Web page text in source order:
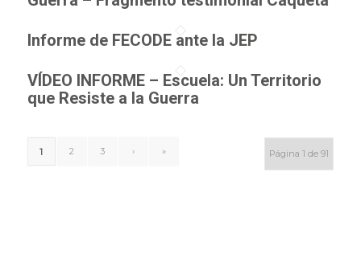
Informe de FECODE ante la JEP
VÍDEO INFORME – Escuela: Un Territorio
que Resiste a la Guerra
Página 1 de 91
1 2 3 › »